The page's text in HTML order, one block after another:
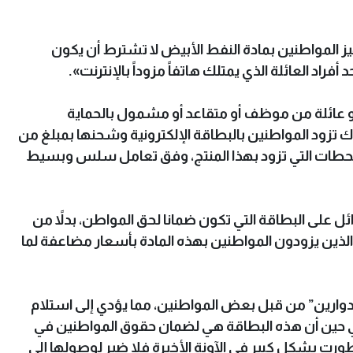
المواطنين بمادة النفط الأبيض لا تشترط أن يكون
العائلة الذي يمتلك هاتفاً مزوداً بالإنترنت».
عائلة من موظف أو متقاعد أو مشمول بالحماية
تزود المواطنين بالبطاقة الإلكترونية وشحنها بمبلغ من
التي تزود بهذا المنتج، وفق تعامل سلس وبسيط
على البطاقة التي تكون ضمانا لحق المواطن، بدلاً من
يزودون المواطنين بهذه المادة بأسعار مضاعفة لما
من قبل بعض المواطنين، مما يؤدي إلى استلام
حين أن هذه البطاقة هي لضمان حقوق المواطنين في
بشكل كبير في الآونة الأخيرة فلا ضير لوصولها إلى